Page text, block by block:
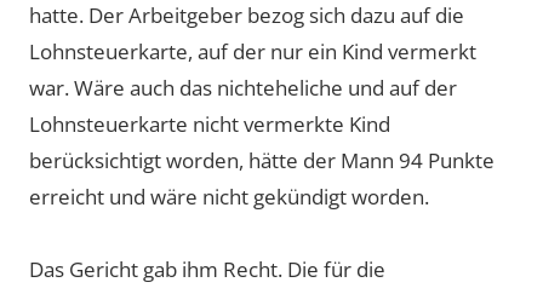
hatte. Der Arbeitgeber bezog sich dazu auf die
Lohnsteuerkarte, auf der nur ein Kind vermerkt
war. Wäre auch das nichteheliche und auf der
Lohnsteuerkarte nicht vermerkte Kind
berücksichtigt worden, hätte der Mann 94 Punkte
erreicht und wäre nicht gekündigt worden.
Das Gericht gab ihm Recht. Die für die